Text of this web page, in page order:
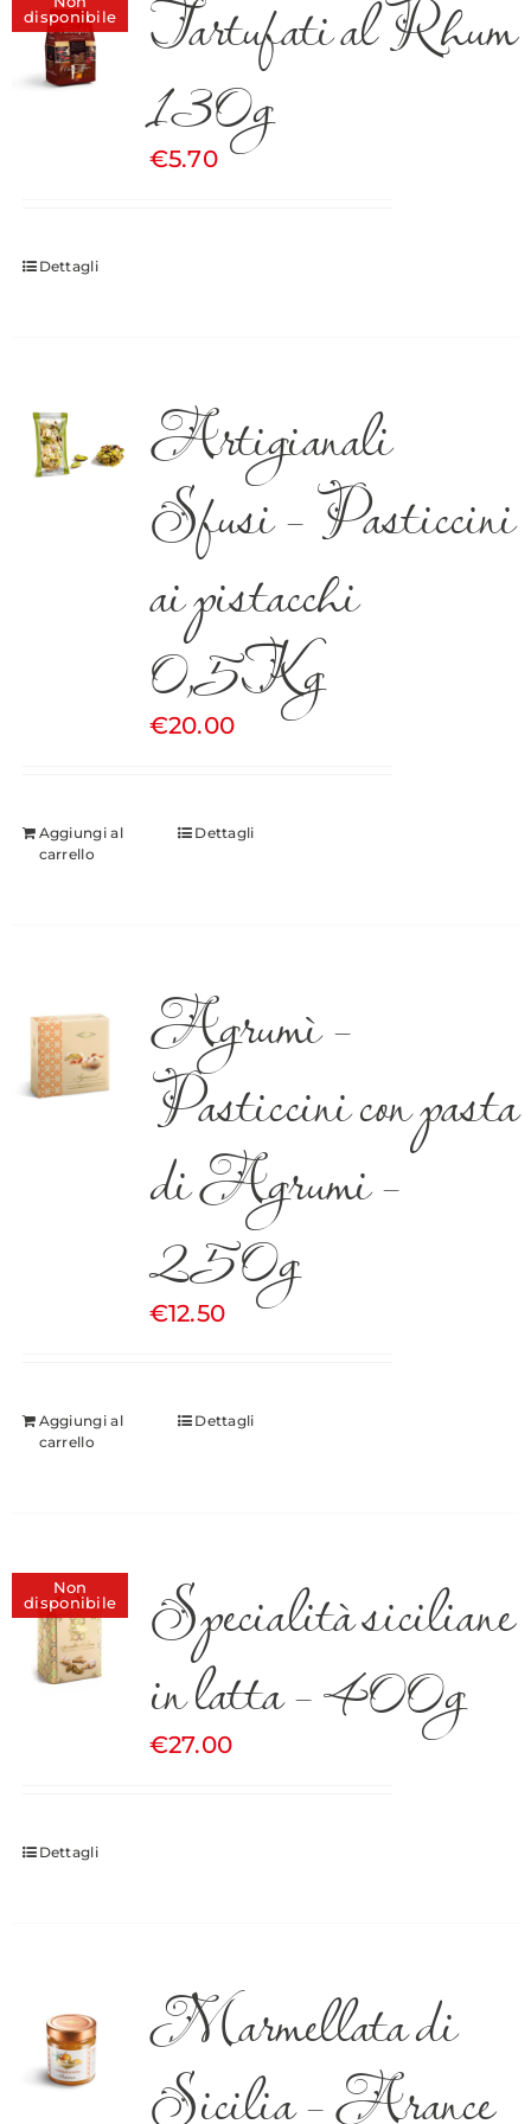
disponibile
Tartufati al Rhum
130g
€5.70
Dettagli
Artigianali
Sfusi – Pasticcini
ai pistacchi
0,5Kg
€20.00
Aggiungi al
carrello
Dettagli
Agrumì –
Pasticcini con pasta
di Agrumi –
250g
€12.50
Aggiungi al
carrello
Dettagli
Non
disponibile
Specialità siciliane
in latta – 400g
€27.00
Dettagli
Marmellata di
Sicilia – Arance